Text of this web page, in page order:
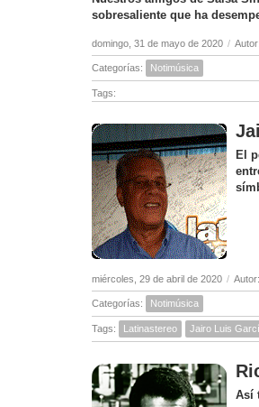
sobresaliente que ha
domingo, 31 de mayo de 2020 / Autor:
Categorías: Notimúsica
Tags:
El
miércoles, 29 de abril de 2020 / Autor:
Categorías: Notimúsica
Tags: Latinastereo Jairo Luis
Así